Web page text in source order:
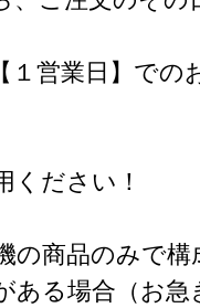
１営業日】での
ください！
商品のみで構
る場合（お急